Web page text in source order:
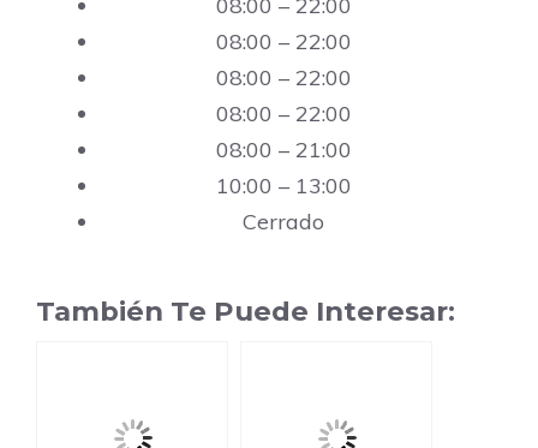
08:00 – 22:00
08:00 – 22:00
08:00 – 22:00
08:00 – 22:00
08:00 – 21:00
10:00 – 13:00
Cerrado
También Te Puede Interesar: